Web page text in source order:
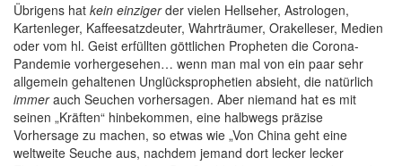
Übrigens hat kein einzigerder vielen Hellseher, Astrologen,
Kartenleger, Kaffeesatzdeuter, Wahrträumer, Orakelleser, Medien
oder vom hl. Geist erfüllten göttlichen Propheten die Corona-
Pandemie vorhergesehen… wenn man mal von ein paar sehr
allgemein gehaltenen Unglücksprophetien absieht, die natürlich
immerauch Seuchen vorhersagen. Aber niemand hat es mit
seinen „Kräften“ hinbekommen, eine halbwegs präzise
Vorhersage zu machen, so etwas wie „Von China geht eine
weltweite Seuche aus, nachdem jemand dort lecker lecker